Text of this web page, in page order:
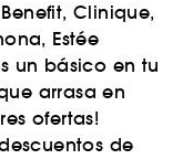
Clinique,
Estée
un básico en tu
arrasa en
ofertas!
de